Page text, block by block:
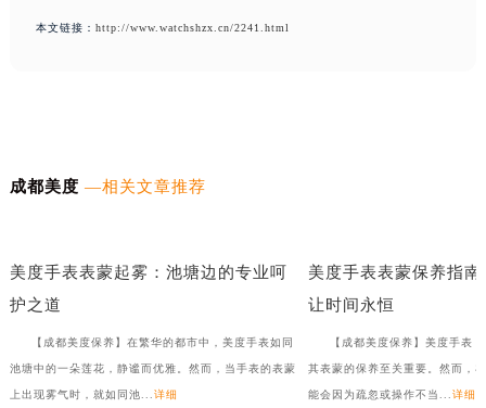
本文链接： http://www.watchshzx.cn/2241.html
成都美度 —相关文章推荐
美度手表表蒙起雾：池塘边的专业呵
护之道
【成都美度保养】在繁华的都市中，美度手表如同
池塘中的一朵莲花，静谧而优雅。然而，当手表的表蒙
上出现雾气时，就如同池... 详细
美度手表表蒙保养指
让时间永恒
【成都美度保养】美度手表
其表蒙的保养至关重要。然而，
能会因为疏忽或操作不当... 详细